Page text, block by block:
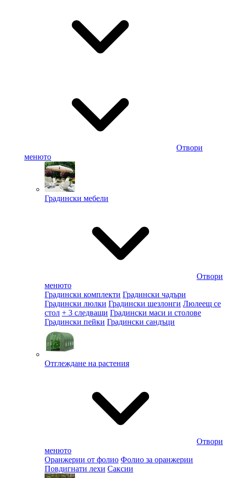
Отвори
менюто
Градински мебели
Отвори
менюто
Градински комплекти Градински чадъри
Градински люлки Градински шезлонги Люлеещ се
стол + 3 следващи Градински маси и столове
Градински пейки Градински сандъци
Отглеждане на растения
Отвори
менюто
Оранжерии от фолио Фолио за оранжерии
Повдигнати лехи Саксии